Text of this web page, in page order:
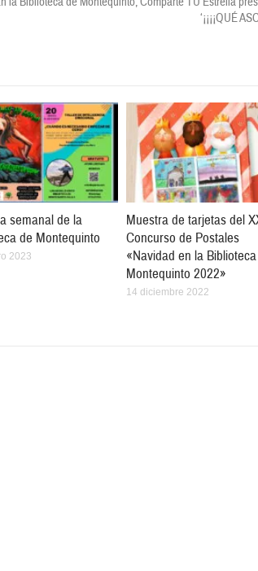
‘¡¡¡¡QUÉ
semanal de la
de Montequinto
2023
Muestra de tarjetas del
Concurso de Postales
«Navidad en la
Montequinto 2022»
14 diciembre 2022